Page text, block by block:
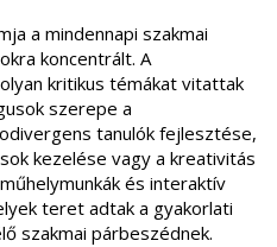
a mindennapi szakmai
koncentrált. A
kritikus témákat vitattak
szerepe a
tanulók fejlesztése,
kezelése vagy a kreativitás
és interaktív
teret adtak a gyakorlati
szakmai párbeszédnek.